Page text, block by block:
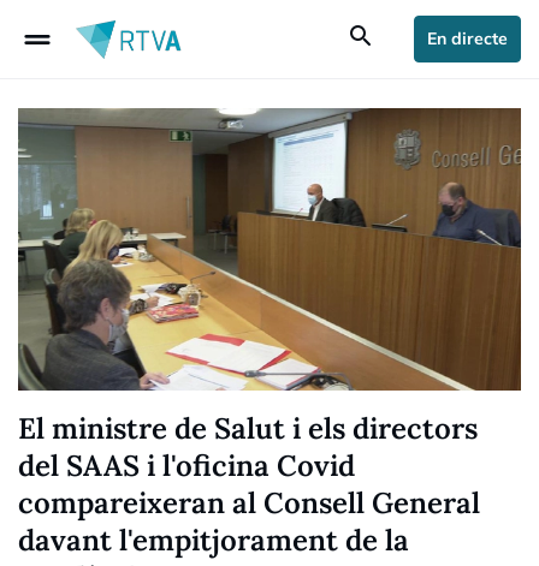
drag_handle search En directe
El ministre de Salut i els directors
del SAAS i l'oficina Covid
compareixeran al Consell General
davant l'empitjorament de la